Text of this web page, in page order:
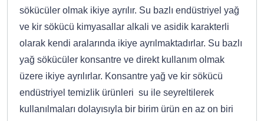
sökücüler olmak ikiye ayrılır. Su bazlı endüstriyel yağ
ve kir sökücü kimyasallar alkali ve asidik karakterli
olarak kendi aralarında ikiye ayrılmaktadırlar. Su bazlı
yağ sökücüler konsantre ve direkt kullanım olmak
üzere ikiye ayrılırlar. Konsantre yağ ve kir sökücü
endüstriyel temizlik ürünleri su ile seyreltilerek
kullanılmaları dolayısıyla bir birim ürün en az on biri